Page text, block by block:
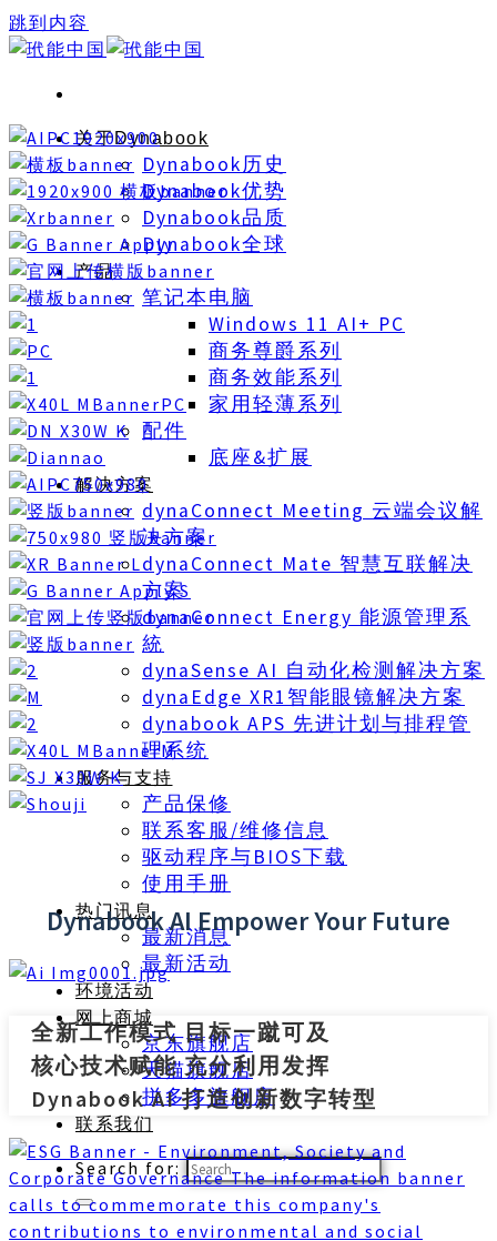
跳到内容
关于Dynabook
Dynabook历史
Dynabook优势
Dynabook品质
Dynabook全球
产品
笔记本电脑
Windows 11 AI+ PC
商务尊爵系列
商务效能系列
家用轻薄系列
配件
底座&扩展
解决方案
dynaConnect Meeting 云端会议解
决方案
dynaConnect Mate 智慧互联解决
方案
dynaConnect Energy 能源管理系
統
dynaSense AI 自动化检测解决方案
dynaEdge XR1智能眼镜解决方案
dynabook APS 先进计划与排程管
理系统
服务与支持
产品保修
联系客服/维修信息
驱动程序与BIOS下载
使用手册
热门讯息
最新消息
最新活动
环境活动
网上商城
京东旗舰店
天猫旗舰店
拼多多旗舰店
联系我们
Search for:
Dynabook AI Empower Your Future
全新工作模式 目标一蹴可及
核心技术赋能 充分利用发挥
Dynabook AI 打造创新数字转型